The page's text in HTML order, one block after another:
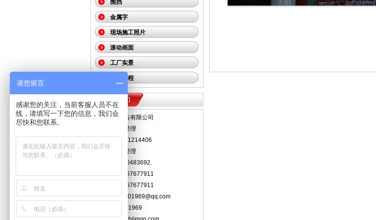
围挡
金属字
现场施工照片
滚动画面
工厂实景
实例工程
联系我们
北京京美广告有限公司
联系人：陈经理
手 机：13801214406
联系人：郑经理
手机：18600483692.
电 话：010-67677911
传 真：010-67677911
邮 箱：527601969@qq.com
Q Q：527601969
请您留言
感谢您的关注，当前客服人员不在
线，请填写一下您的信息，我们会
尽快和您联系。